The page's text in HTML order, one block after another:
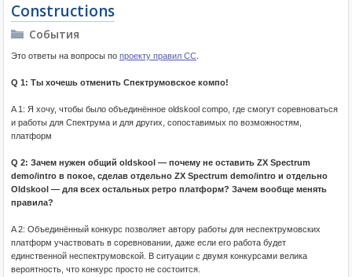
Constructions
События
Это ответы на вопросы по проекту правил CC
Q 1: Ты хочешь отменить Спектрумовское компо!
A 1: Я хочу, чтобы было объединённое oldskool compo, где смогут соревноваться
и работы для Спектрума и для других, сопоставимых по возможностям,
платформ
Q 2: Зачем нужен общий oldskool — почему не оставить ZX Spectrum
demo/intro в покое, сделав отдельно ZX Spectrum demo/intro и отдельно
Oldskool — для всех остальных ретро платформ? Зачем вообще менять
правила?
A 2: Объединённый конкурс позволяет автору работы для неспектрумовских
платформ участвовать в соревновании, даже если его работа будет
единственной неспектрумовской. В ситуации с двумя конкурсами велика
вероятность, что конкурс просто не состоится.